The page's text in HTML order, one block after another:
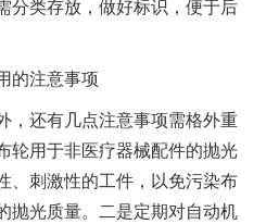
分类存放，做好标识，便于后
注意事项
还有几点注意事项需格外重
轮用于非医疗器械配件的抛光
、刺激性的工件，以免污染布
抛光质量。二是定期对自动机